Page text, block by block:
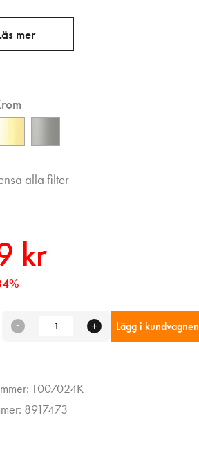
mer
alla filter
kr
Lägg i kundvagnen
T007024K
8917473